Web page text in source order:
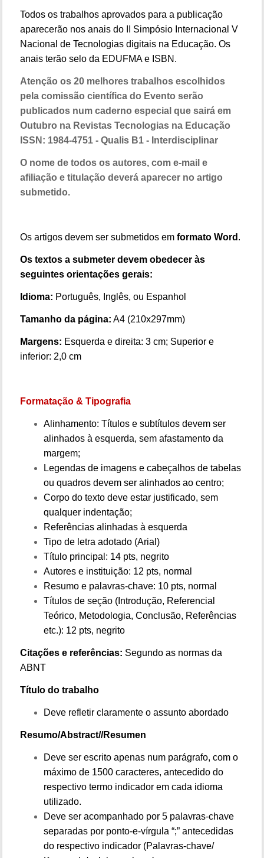
​Todos os trabalhos aprovados para a publicação
aparecerão nos anais do II Simpósio Internacional V
Nacional de Tecnologias digitais na Educação. Os
anais terão selo da EDUFMA e ISBN.
Atenção os 20 melhores trabalhos escolhidos
pela comissão científica do Evento serão
publicados num caderno especial que sairá em
Outubro na Revistas Tecnologias na Educação
ISSN: 1984-4751 - Qualis B1 - Interdisciplinar
O nome de todos os autores, com e-mail e
afiliação e titulação deverá aparecer no artigo
submetido.
Os artigos devem ser submetidos emformato Word .
Os textos a submeter devem obedecer às
seguintes orientações gerais:
Idioma: Português, Inglês, ou Espanhol
Tamanho da página: A4 (210x297mm)
Margens: Esquerda e direita: 3 cm; Superior e
inferior: 2,0 cm
Formatação & Tipografia
Alinhamento: Títulos e subtítulos devem ser
alinhados à esquerda, sem afastamento da
margem;
Legendas de imagens e cabeçalhos de tabelas
ou quadros devem ser alinhados ao centro;
Corpo do texto deve estar justificado, sem
qualquer indentação;
Referências alinhadas à esquerda
Tipo de letra adotado (Arial)
Título principal: 14 pts, negrito
Autores e instituição: 12 pts, normal
Resumo e palavras-chave: 10 pts, normal
Títulos de seção (Introdução, Referencial
Teórico, Metodologia, Conclusão, Referências
etc.): 12 pts, negrito
Citações e referências: Segundo as normas da
ABNT
Título do trabalho
Deve refletir claramente o assunto abordado
Resumo/Abstract//Resumen
Deve ser escrito apenas num parágrafo, com o
máximo de 1500 caracteres, antecedido do
respectivo termo indicador em cada idioma
utilizado.
Deve ser acompanhado por 5 palavras-chave
separadas por ponto-e-vírgula “;” antecedidas
do respectivo indicador (Palavras-chave/